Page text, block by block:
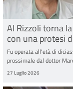
Al Rizzoli torna
con una protesi
Fu operata all'età di
prossimale dal dottor
27 Luglio 2026